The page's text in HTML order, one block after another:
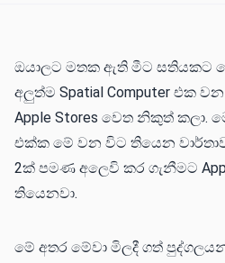
ඔයාලට මතක ඇති මීට සතියකට
අලුත්ම Spatial Computer එක
Apple Stores වෙත නිකුත්
එක්ක මේ වන විට තියෙන
2ක් පමණ අලෙවි කර ගැනීමට
තියෙනවා.
මේ අතර මේවා මිලදී ගත්